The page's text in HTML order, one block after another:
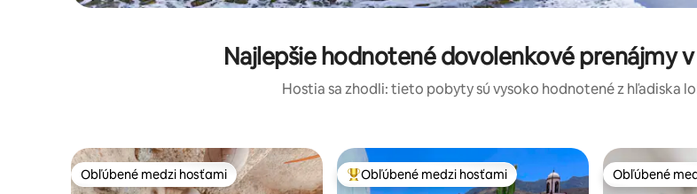
Najlepšie hodnotené dovolenkové prenájmy
Hostia sa zhodli: tieto pobyty sú vysoko hodnotené z hľadiska
Obľúbené medzi hosťami
Obľúbené medzi hosťami Najobľúbenejšie medzi hosťami
Obľúbené medzi hosťami Obľúbené
Obľúbené